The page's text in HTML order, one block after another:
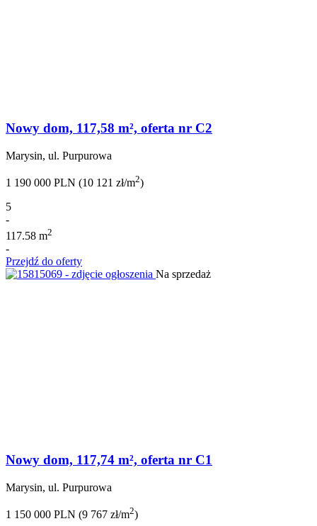
Nowy dom, 117,58 m², oferta nr C2
Marysin, ul. Purpurowa
1 190 000 PLN (10 121 zł/m2)
5
-
117.58 m2
-
Przejdź do oferty
Na sprzedaż
Nowy dom, 117,74 m², oferta nr C1
Marysin, ul. Purpurowa
1 150 000 PLN (9 767 zł/m2)